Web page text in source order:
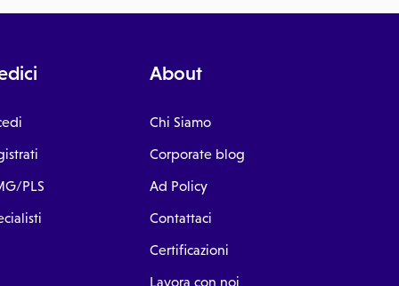
PLS
About
Chi Siamo
Corporate blog
Ad Policy
Contattaci
Certificazioni
Lavora con noi